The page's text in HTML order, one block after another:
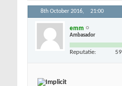
8th October 2016, 21:00
emm
Ambasador
Reputatie: 59